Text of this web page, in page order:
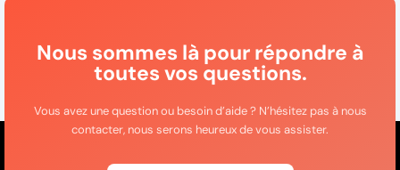
Nous sommes là pour répondre à
toutes vos questions.
Vous avez une question ou besoin d’aide ? N’hésitez pas à nous
contacter, nous serons heureux de vous assister.